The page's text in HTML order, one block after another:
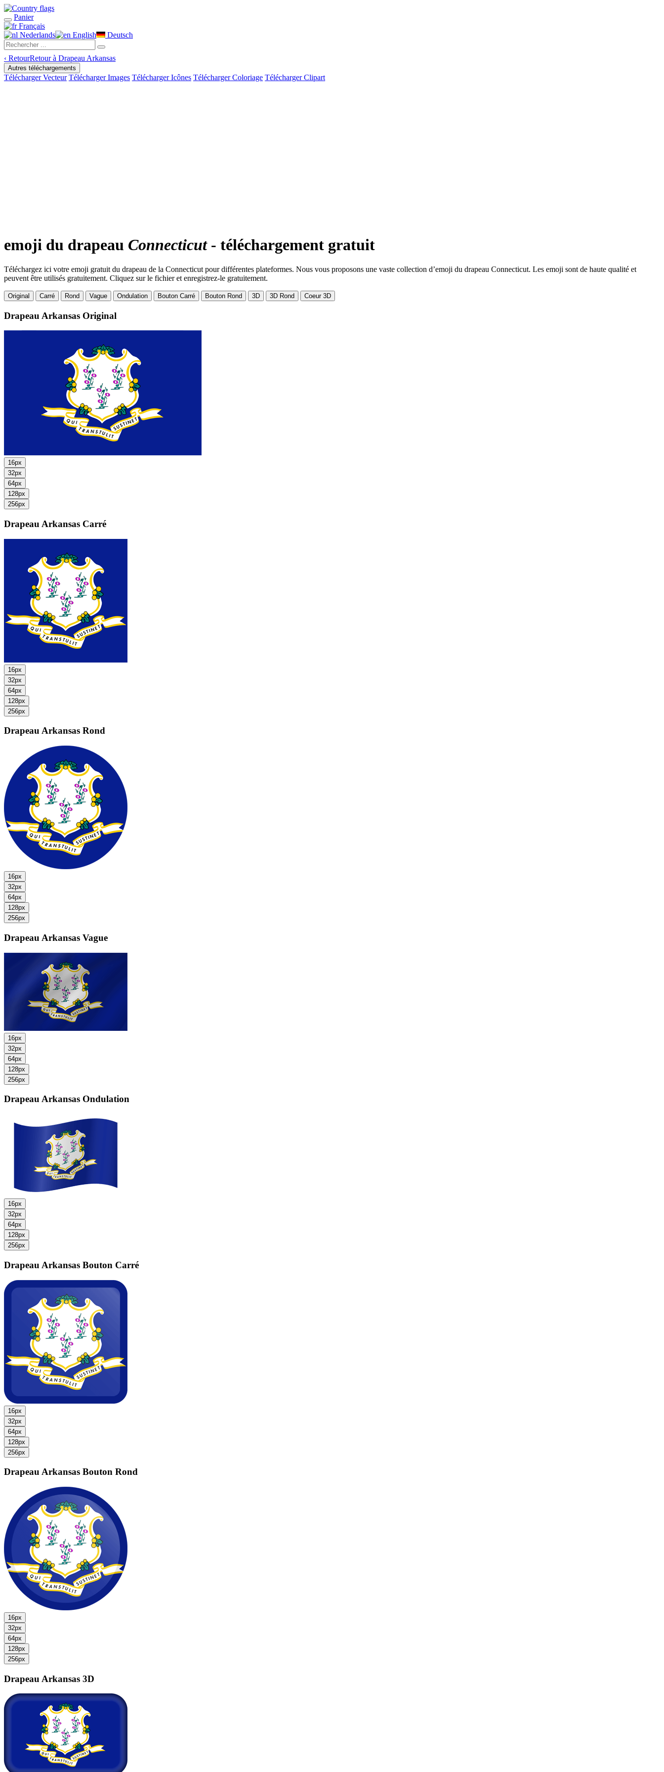
Panier
Français
Nederlands
English Deutsch
‹ RetourRetour à Drapeau Arkansas
Autres téléchargements
Télécharger Vecteur Télécharger Images Télécharger Icônes Télécharger Coloriage Télécharger Clipart
emoji du drapeau Connecticut- téléchargement gratuit
Téléchargez ici votre emoji gratuit du drapeau de la Connecticut pour différentes plateformes. Nous vous proposons une vaste collection d’emoji du drapeau Connecticut. Les emoji sont de haute qualité et
peuvent être utilisés gratuitement. Cliquez sur le fichier et enregistrez-le gratuitement.
Original Carré Rond Vague Ondulation Bouton Carré Bouton Rond 3D 3D Rond Coeur 3D
Drapeau Arkansas Original
16px
32px
64px
128px
256px
Drapeau Arkansas Carré
16px
32px
64px
128px
256px
Drapeau Arkansas Rond
16px
32px
64px
128px
256px
Drapeau Arkansas Vague
16px
32px
64px
128px
256px
Drapeau Arkansas Ondulation
16px
32px
64px
128px
256px
Drapeau Arkansas Bouton Carré
16px
32px
64px
128px
256px
Drapeau Arkansas Bouton Rond
16px
32px
64px
128px
256px
Drapeau Arkansas 3D